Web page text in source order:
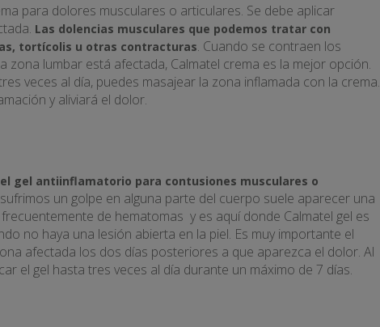
para dolores musculares o articulares. Se debe aplicar
Las dolencias musculares que podemos tratar con
tortícolis u otras contracturas. Cuando se contraen los
zona lumbar está afectada, Calmatel crema es la mejor opción.
veces al día, puedes masajear la zona inflamada con la crema.
y aliviará el dolor.
gel antiinflamatorio para contusiones musculares o
un golpe en alguna parte del cuerpo suele aparecer una
de hematomas y es aquí donde Calmatel gel es
no haya una lesión abierta en la piel. Es muy importante el
afectada los dos días posteriores a que aparezca el dolor. Al
el gel hasta tres veces al día durante un máximo de 7 días.